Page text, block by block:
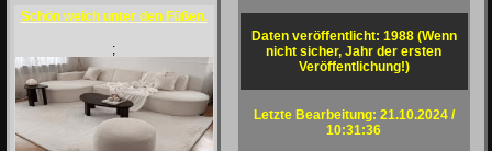
Schön weich unter den Füßen.
;
Daten veröffentlicht: 1988 (Wenn
nicht sicher, Jahr der ersten
Veröffentlichung!)
Letzte Bearbeitung: 21.10.2024 /
10:31:36